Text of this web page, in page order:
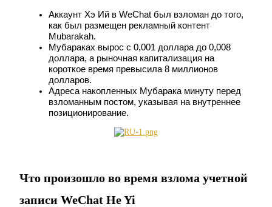
Копирование торговли
Присоединяйтесь к лучшим трейдерам
Аккаунт Хэ Ий в WeChat был взломан до того,
как был размещен рекламный контент
Mubarakah.
Мубараках вырос с 0,001 доллара до 0,008
доллара, а рыночная капитализация на
короткое время превысила 8 миллионов
долларов.
Адреса накопленных Мубарака минуту перед
взломанным постом, указывая на внутреннее
позиционирование.
Что произошло во время взлома учетной
записи WeChat He Yi